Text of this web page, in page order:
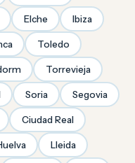
Elche Ibiza
Toledo
Torrevieja
Soria Segovia
Ciudad Real
Lleida